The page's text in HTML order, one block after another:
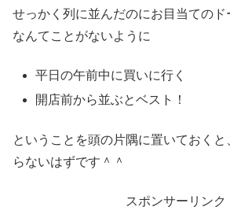
せっかく列に並んだのにお目当てのド
なんてことがないように
平日の午前中に買いに行く
開店前から並ぶとベスト！
ということを頭の片隅に置いておく
らないはずです＾＾
スポンサーリンク